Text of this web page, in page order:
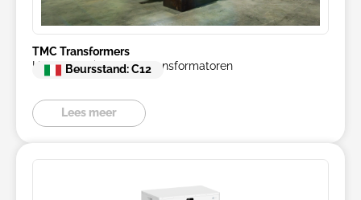
TMC Transformers
Hoogwaardige droge transformatoren
Beursstand: C12
Lees meer